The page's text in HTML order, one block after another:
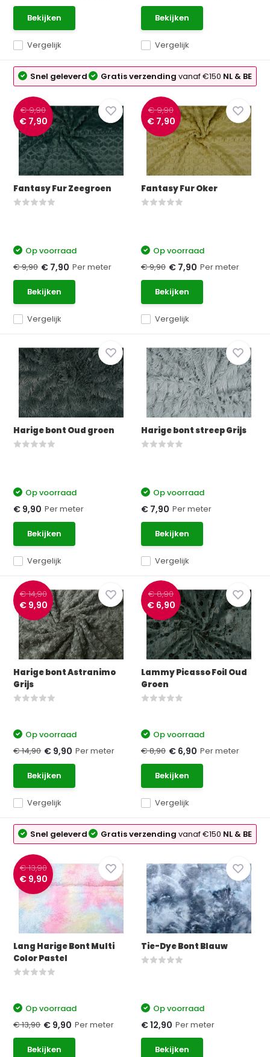
Vergelijk
Bekijken
Vergelijk
Bekijken
Snel geleverd Gratis verzendingvanaf €150 NL & BE
€ 9,90
€ 7,90
Fantasy Fur Zeegroen
Vergelijk
Op voorraad
€ 9,90 € 7,90 Per meter
Bekijken
€ 9,90
€ 7,90
Fantasy Fur Oker
Vergelijk
Op voorraad
€ 9,90 € 7,90 Per meter
Bekijken
Harige bont Oud groen
Vergelijk
Op voorraad
€ 9,90 Per meter
Bekijken
Harige bont streep Grijs
Vergelijk
Op voorraad
€ 7,90 Per meter
Bekijken
€ 14,90
€ 9,90
Harige bont Astranimo
Grijs
Vergelijk
Op voorraad
€ 14,90 € 9,90 Per meter
Bekijken
€ 8,90
€ 6,90
Lammy Picasso Foil Oud
Groen
Vergelijk
Op voorraad
€ 8,90 € 6,90 Per meter
Bekijken
Snel geleverd Gratis verzendingvanaf €150 NL & BE
€ 13,90
€ 9,90
Lang Harige Bont Multi
Color Pastel
Op voorraad
€ 13,90 € 9,90 Per meter
Bekijken
Tie-Dye Bont Blauw
Op voorraad
€ 12,90 Per meter
Bekijken